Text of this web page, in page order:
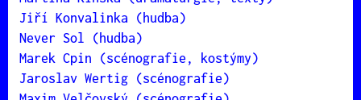
Jiří Konvalinka (hudba)
Never Sol (hudba)
Marek Cpin (scénografie, kostýmy)
Jaroslav Wertig (scénografie)